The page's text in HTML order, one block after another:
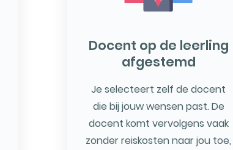
Docent op de leerling
afgestemd
Je selecteert zelf de docent
die bij jouw wensen past. De
docent komt vervolgens vaak
zonder reiskosten naar jou toe,